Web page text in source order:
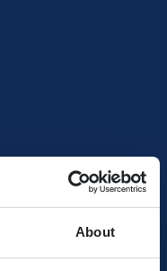
About
neuen Varietés,
das Zwerchfell
zur Passion